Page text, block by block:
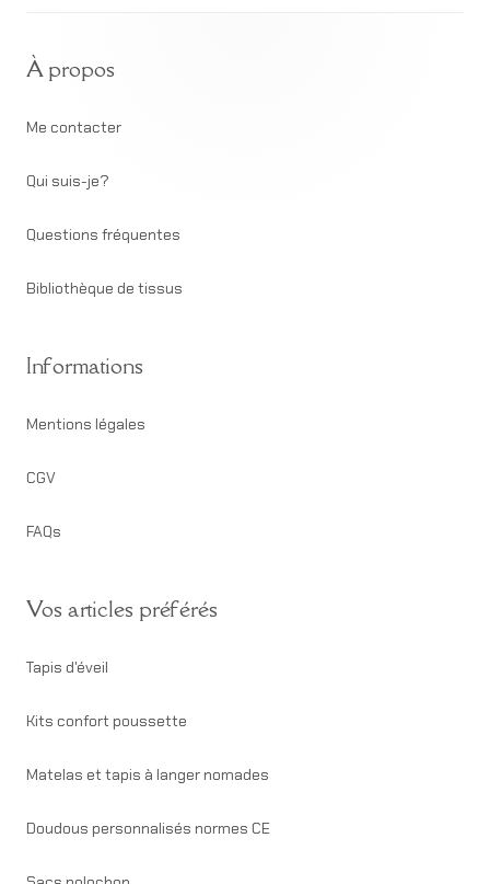
Content
À propos
Me contacter
Qui suis-je?
Questions fréquentes
Bibliothèque de tissus
Informations
Mentions légales
CGV
FAQs
Vos articles préférés
Tapis d'éveil
Kits confort poussette
Matelas et tapis à langer nomades
Doudous personnalisés normes CE